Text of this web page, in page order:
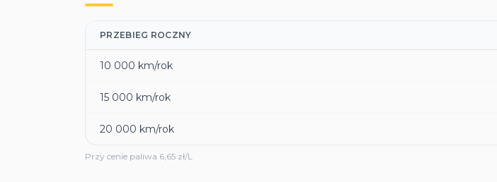
PRZEBIEG ROCZNY
10 000 km/rok
15 000 km/rok
20 000 km/rok
Przy cenie paliwa 6,65 zł/L